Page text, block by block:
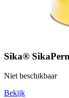
Sika®
Niet beschikbaar
Bekijk